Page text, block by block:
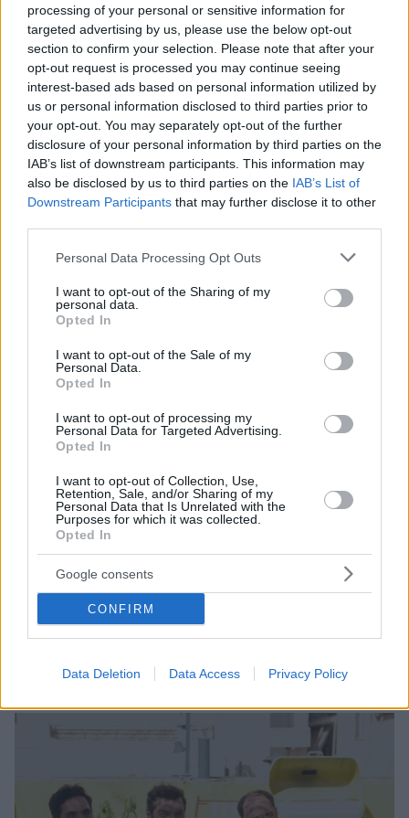
processing of your personal or sensitive information for
targeted advertising by us, please use the below opt-out
section to confirm your selection. Please note that after your
opt-out request is processed you may continue seeing
interest-based ads based on personal information utilized by
us or personal information disclosed to third parties prior to
your opt-out. You may separately opt-out of the further
disclosure of your personal information by third parties on the
IAB’s list of downstream participants. This information may
also be disclosed by us to third parties on the IAB’s List of
Downstream Participants that may further disclose it to other
Please note that this website/app uses one or more Google
not limited to your visit or usage behaviour. You may click to
grant or deny consent to Google and its third-party tags to
use your data for below specified purposes in below Google
consent section.
Personal Data Processing Opt Outs
I want to opt-out of the Sharing of my
personal data.
Opted In
I want to opt-out of the Sale of my
Personal Data.
Opted In
I want to opt-out of processing my
Personal Data for Targeted Advertising.
Opted In
I want to opt-out of Collection, Use,
Retention, Sale, and/or Sharing of my
Personal Data that Is Unrelated with the
Purposes for which it was collected.
Opted In
Google consents
CONFIRM
Data Deletion Data Access Privacy Policy
Γιάννης Στάνκογλου: Έχω κάνει ερωτική εξομολόγηση
στον πατέρα μου
Ο ηθοποιός αποκάλυψε αν βλέπει τώρα Άγριες
Μέλισσες
22.01.2021, 12:19 4
Γιάννης Στάνκογλου: Σχεδόν... ενήλικας
Μετά την επιστροφή του στα τηλεοπτικά δρώμενα με
τις «Aγριες Μέλισσες» και ρόλους δύσκολους και
γκρίζους επί χρόνια στο θεατρικό σανίδι, ο
καταξιωμένος «Γιούγκερμαν» επιλέγει κωμωδία
15.01.2021, 07:10